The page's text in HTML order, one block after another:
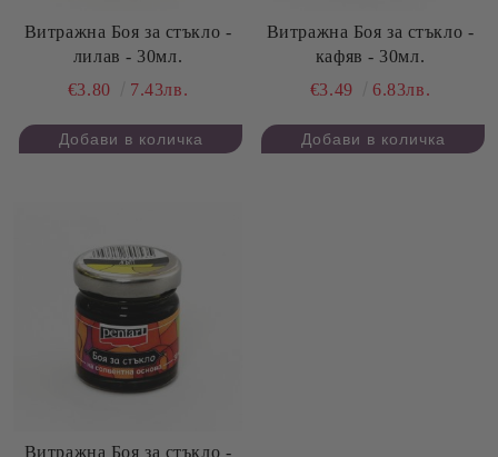
Витражна Боя за стъкло -
лилав - 30мл.
€3.80
7.43лв.
Витражна Боя за стъкло -
кафяв - 30мл.
€3.49
6.83лв.
Витражна Боя за стъкло -